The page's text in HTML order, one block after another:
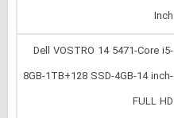
Inch
Dell VOSTRO 14 5471-Core i5-
8GB-1TB+128 SSD-4GB-14 inch-
FULL HD